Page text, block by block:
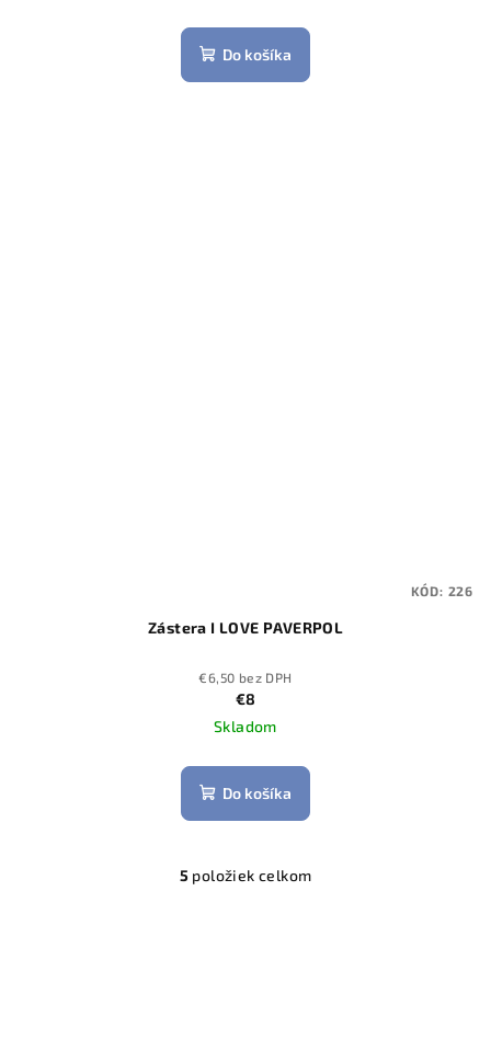
Do košíka
Zástera I LOVE PAVERPOL
€6,50 bez DPH
€8
Skladom
Do košíka
KÓD: 226
O
5 položiek celkom